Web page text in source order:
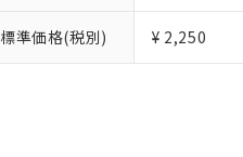
標準価格(税別) ¥ 2,250